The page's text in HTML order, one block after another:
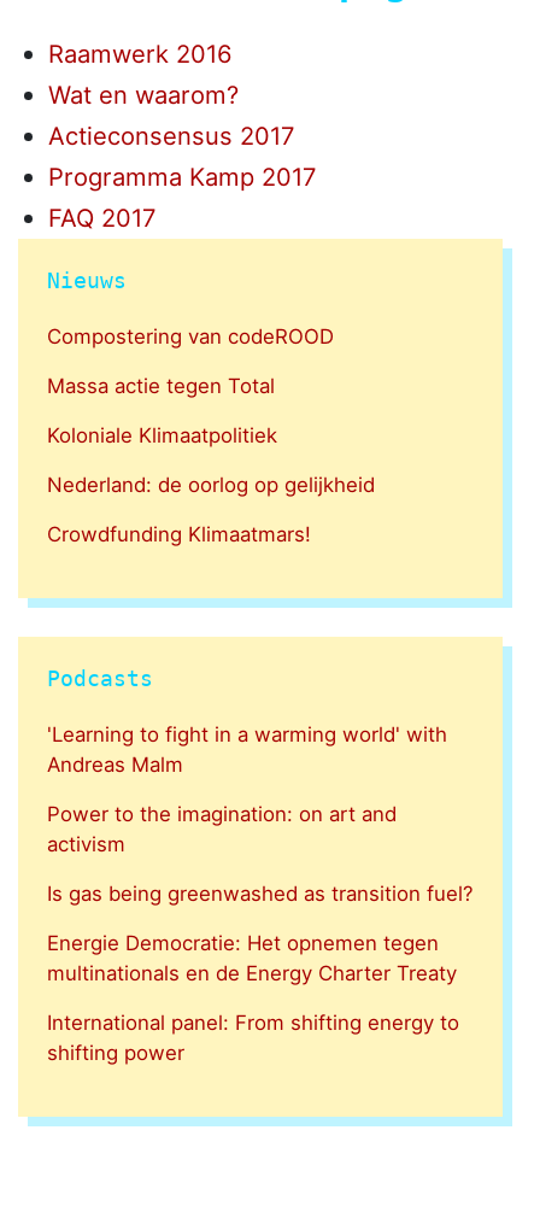
Raamwerk 2016
Wat en waarom?
Actieconsensus 2017
Programma Kamp 2017
FAQ 2017
Nieuws
Compostering van codeROOD
Massa actie tegen Total
Koloniale Klimaatpolitiek
Nederland: de oorlog op gelijkheid
Crowdfunding Klimaatmars!
Podcasts
'Learning to fight in a warming world' with
Andreas Malm
Power to the imagination: on art and
activism
Is gas being greenwashed as transition fuel?
Energie Democratie: Het opnemen tegen
multinationals en de Energy Charter Treaty
International panel: From shifting energy to
shifting power